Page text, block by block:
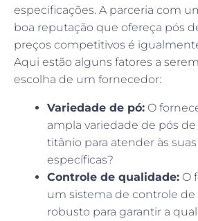
especificações. A parceria com
boa reputação que ofereça pós
preços competitivos é
Aqui estão alguns fatores a
escolha de um fornecedor:
Variedade de pó: O
ampla variedade de pós de
titânio para atender às
específicas?
Controle de qualidade: O
um sistema de controle
robusto para garantir a